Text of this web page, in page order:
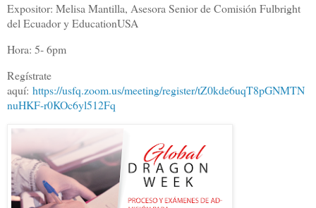
Expositor: Melisa Mantilla, Asesora Senior de Comisión Fulbright
del Ecuador y EducationUSA
Hora: 5- 6pm
Regístrate
aquí: https://usfq.zoom.us/meeting/register/tZ0kde6uqT8pGNMTN
nuHKF-r0KOc6yl512Fq